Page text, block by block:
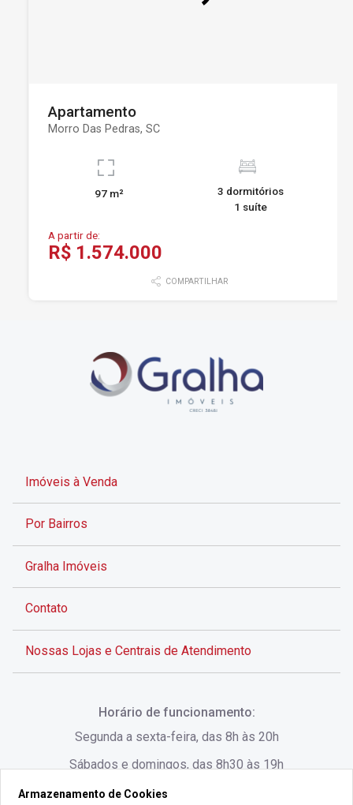
Apartamento
Morro Das Pedras, SC
97 m²
3 dormitórios
1 suíte
A partir de:
R$ 1.574.000
COMPARTILHAR
Imóveis à Venda
Por Bairros
Gralha Imóveis
Contato
Nossas Lojas e Centrais de Atendimento
Horário de funcionamento:
Segunda a sexta-feira, das 8h às 20h
Sábados e domingos, das 8h30 às 19h
Armazenamento de Cookies